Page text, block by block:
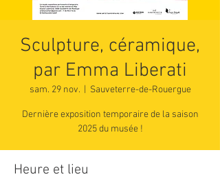
Sculpture, céramique,
par Emma Liberati
sam. 29 nov.
  |
Sauveterre-de-Rouergue
Dernière exposition temporaire de la saison
2025 du musée !
Heure et lieu